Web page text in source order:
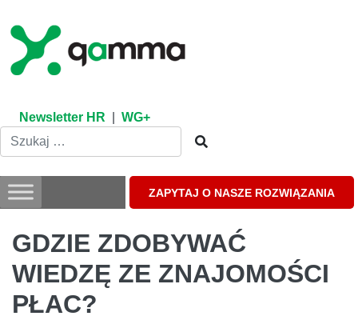
content
Newsletter HR WG+
ZAPYTAJ O NASZE ROZWIĄZANIA
GDZIE ZDOBYWAĆ
WIEDZĘ ZE ZNAJOMOŚCI
PŁAC?